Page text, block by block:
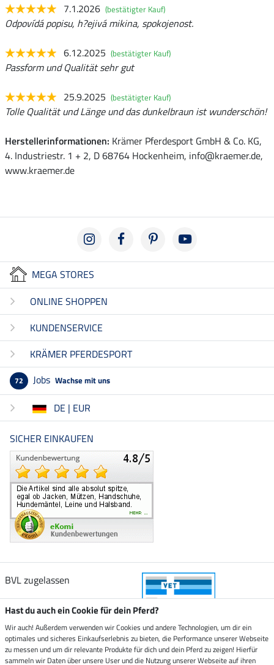
7.1.2026 (bestätigter Kauf)
Odpovídá popisu, h?ejivá mikina, spokojenost.
6.12.2025 (bestätigter Kauf)
Passform und Qualität sehr gut
25.9.2025 (bestätigter Kauf)
Tolle Qualität und Länge und das dunkelbraun ist wunderschön!
Herstellerinformationen: Krämer Pferdesport GmbH & Co. KG,
4. Industriestr. 1 + 2, D 68764 Hockenheim, info@kraemer.de,
www.kraemer.de
MEGA STORES
ONLINE SHOPPEN
KUNDENSERVICE
KRÄMER PFERDESPORT
72 Jobs Wachse mit uns
DE | EUR
SICHER EINKAUFEN
BVL zugelassen
Zustellung durch
Hast du auch ein Cookie für dein Pferd?
Wir auch! Außerdem verwenden wir Cookies und andere Technologien, um dir ein
optimales und sicheres Einkaufserlebnis zu bieten, die Performance unserer Webseite
zu messen und um dir relevante Produkte für dich und dein Pferd zu zeigen! Hierfür
sammeln wir Daten über unsere User und die Nutzung unserer Webseite auf ihren